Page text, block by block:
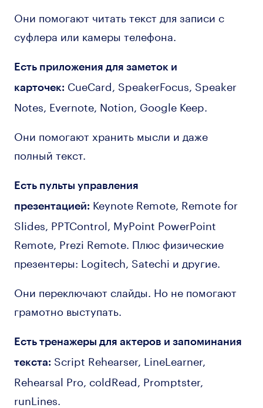
Они помогают читать текст для записи с
суфлера или камеры телефона.
Есть приложения для заметок и
карточек: CueCard, SpeakerFocus, Speaker
Notes, Evernote, Notion, Google Keep.
Они помогают хранить мысли и даже
полный текст.
Есть пульты управления
презентацией: Keynote Remote, Remote for
Slides, PPTControl, MyPoint PowerPoint
Remote, Prezi Remote. Плюс физические
презентеры: Logitech, Satechi и другие.
Они переключают слайды. Но не помогают
грамотно выступать.
Есть тренажеры для актеров и запоминания
текста: Script Rehearser, LineLearner,
Rehearsal Pro, coldRead, Promptster,
runLines.